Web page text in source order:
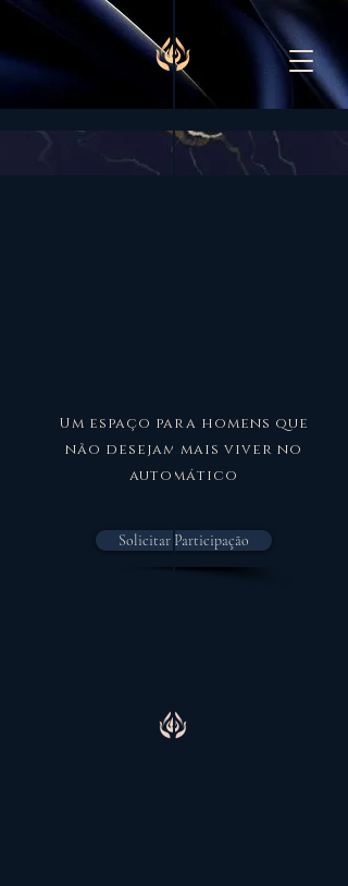
Um espaço para homens que
não desejam mais viver no
automático
Solicitar Participação